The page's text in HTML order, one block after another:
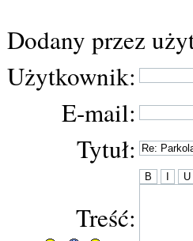
Dodany przez
Użytkownik:
E-mail:
Tytuł:
Treść: